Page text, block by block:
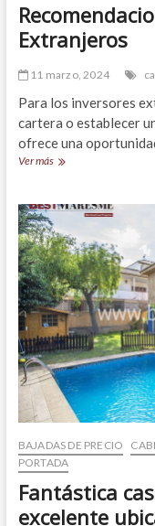
Extranjeros
11 marzo, 2024
Para los inversores
cartera o establecer
ofrece una
Ver másRecomendaciones
Extranjeros
BAJADAS DE PRECIO
PORTADA
Fantástica
excelente